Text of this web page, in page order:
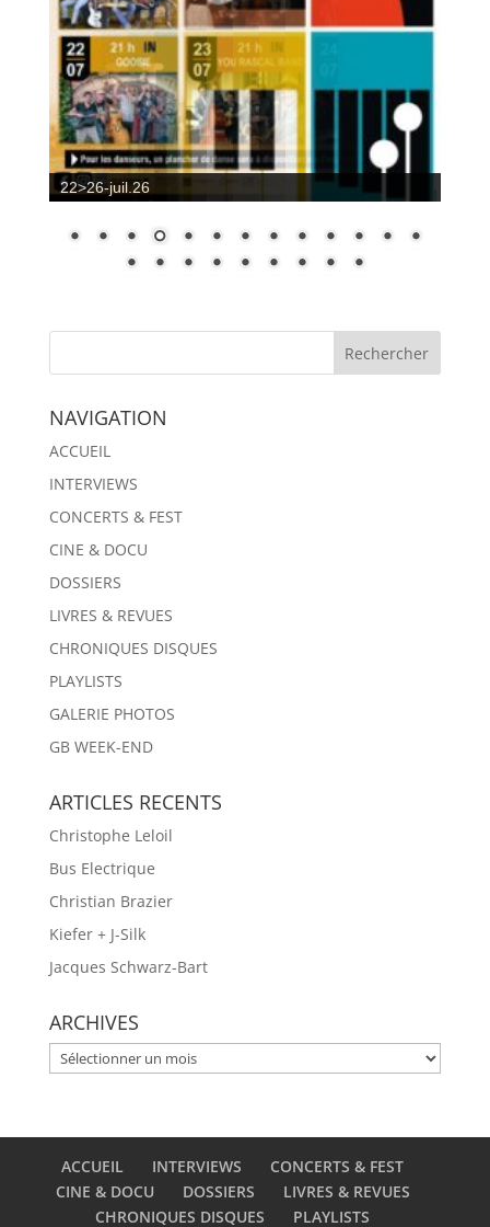
22>26-juil.26
NAVIGATION
ACCUEIL
INTERVIEWS
CONCERTS & FEST
CINE & DOCU
DOSSIERS
LIVRES & REVUES
CHRONIQUES DISQUES
PLAYLISTS
GALERIE PHOTOS
GB WEEK-END
ARTICLES RECENTS
Christophe Leloil
Bus Electrique
Christian Brazier
Kiefer + J-Silk
Jacques Schwarz-Bart
ARCHIVES
ARCHIVES
ACCUEIL INTERVIEWS
CONCERTS & FEST
CINE & DOCU
DOSSIERS
LIVRES & REVUES
CHRONIQUES DISQUES
PLAYLISTS